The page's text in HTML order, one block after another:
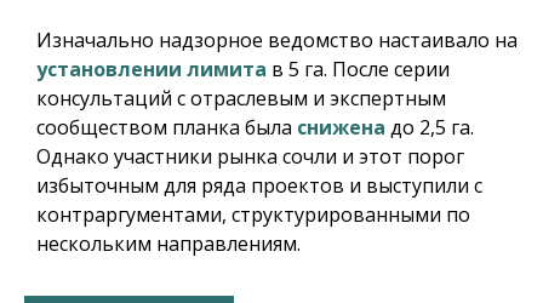
Изначально надзорное ведомство настаивало на
установлении лимита в 5 га. После серии
консультаций с отраслевым и экспертным
сообществом планка была снижена до 2,5 га.
Однако участники рынка сочли и этот порог
избыточным для ряда проектов и выступили с
контраргументами, структурированными по
нескольким направлениям.